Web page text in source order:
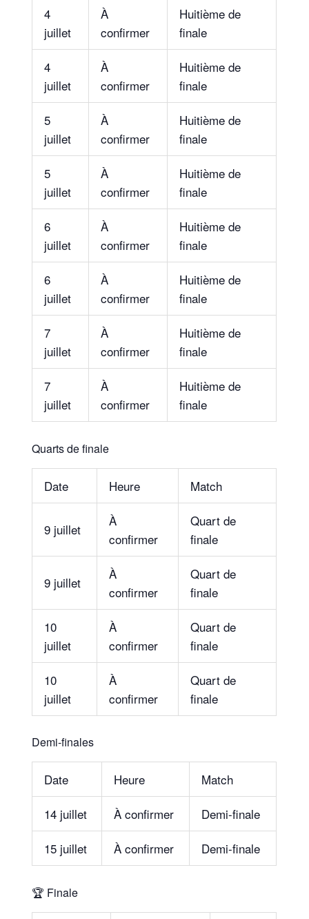
4
juillet
À
confirmer
Huitième de
finale
4
juillet
À
confirmer
Huitième de
finale
5
juillet
À
confirmer
Huitième de
finale
5
juillet
À
confirmer
Huitième de
finale
6
juillet
À
confirmer
Huitième de
finale
6
juillet
À
confirmer
Huitième de
finale
7
juillet
À
confirmer
Huitième de
finale
7
juillet
À
confirmer
Huitième de
finale
Quarts de finale
Date Heure Match
9 juillet
À
confirmer
Quart de
finale
9 juillet
À
confirmer
Quart de
finale
10
juillet
À
confirmer
Quart de
finale
10
juillet
À
confirmer
Quart de
finale
Demi-finales
Date Heure
Match
14 juillet
À confirmer
Demi-finale
15 juillet
À confirmer Demi-finale
🏆 Finale